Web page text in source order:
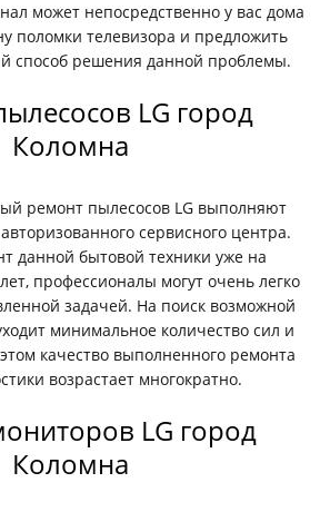
может непосредственно у вас дома
поломки телевизора и предложить
способ решения данной проблемы.
LG город
Коломна
ремонт пылесосов LG выполняют
сервисного центра.
данной бытовой техники уже на
профессионалы могут очень легко
задачей. На поиск возможной
минимальное количество сил и
качество выполненного ремонта
возрастает многократно.
LG город
Коломна